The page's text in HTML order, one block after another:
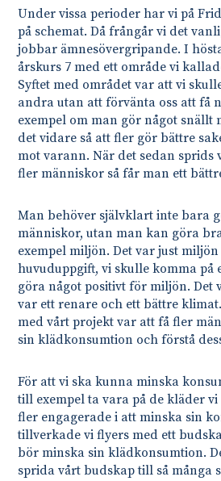
Under vissa perioder har vi på
på schemat. Då frångår vi det
jobbar ämnesövergripande. I
årskurs 7 med ett område vi
Syftet med området var att vi
andra utan att förvänta oss att få
exempel om man gör något snällt
det vidare så att fler gör bättre
mot varann. När det sedan
fler människor så får man ett
Man behöver självklart inte bara
människor, utan man kan göra
exempel miljön. Det var just
huvuduppgift, vi skulle komma på
göra något positivt för miljön. Det
var ett renare och ett bättre
med vårt projekt var att få fler
sin klädkonsumtion och förstå
För att vi ska kunna minska
till exempel ta vara på de kläder
fler engagerade i att minska sin
tillverkade vi flyers med ett
bör minska sin klädkonsumtion.
sprida vårt budskap till så många